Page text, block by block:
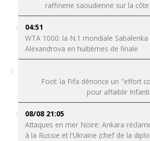
raffinerie saoudienne sur la
04:51
WTA 1000: la N.1 mondiale
Alexandrova en huitièmes de finale
Foot: la Fifa dénonce un "effort
pour affaiblir
08/08 21:05
Attaques en mer Noire: Ankara
à la Russie et l'Ukraine (chef de la